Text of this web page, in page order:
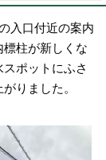
入口付近の案内
柱が新しくな
ポットにふさ
りました。